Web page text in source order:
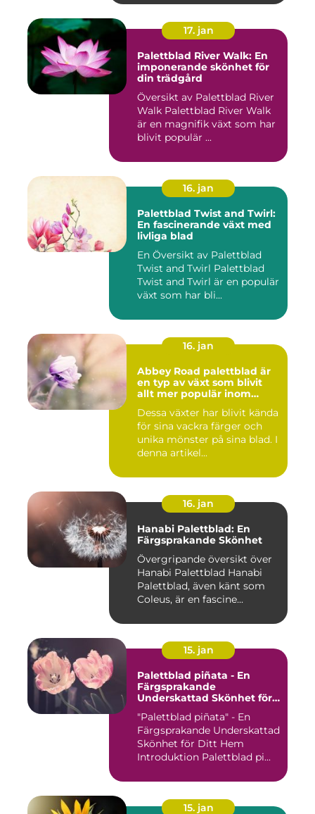
17. jan
Palettblad River Walk: En
imponerande skönhet för
din trädgård
Översikt av Palettblad River
Walk Palettblad River Walk
är en magnifik växt som har
blivit populär ...
16. jan
Palettblad Twist and Twirl:
En fascinerande växt med
livliga blad
En Översikt av Palettblad
Twist and Twirl Palettblad
Twist and Twirl är en populär
växt som har bli...
16. jan
Abbey Road palettblad är
en typ av växt som blivit
allt mer populär inom
Dessa växter har blivit kända
för sina vackra färger och
unika mönster på sina blad. I
denna artikel...
16. jan
Hanabi Palettblad: En
Färgsprakande Skönhet
Övergripande översikt över
Hanabi Palettblad Hanabi
Palettblad, även känt som
Coleus, är en fascine...
15. jan
Palettblad piñata - En
Färgsprakande
Underskattad Skönhet för
"Palettblad piñata" - En
Färgsprakande Underskattad
Skönhet för Ditt Hem
Introduktion Palettblad pi...
15. jan